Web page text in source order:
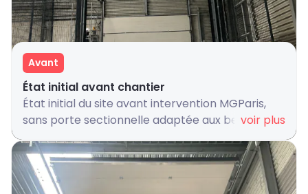
Avant
État initial avant chantier
État initial du site avant intervention MGParis,
sans porte sectionnelle adaptée aux besoins
voir plus